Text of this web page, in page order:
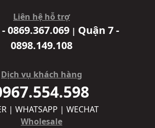
Liên hệ hỗ trợ
0869.367.069 | Quận 7 -
0898.149.108
Dịch vụ khách hàng
| WHATSAPP | WECHAT
Wholesale